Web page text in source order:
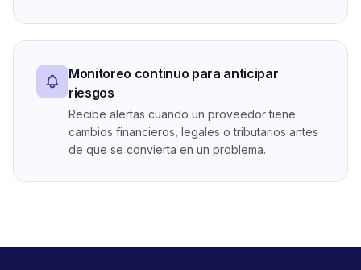
Monitoreo continuo para anticipar
riesgos
Recibe alertas cuando un proveedor tiene
cambios financieros, legales o tributarios antes
de que se convierta en un problema.